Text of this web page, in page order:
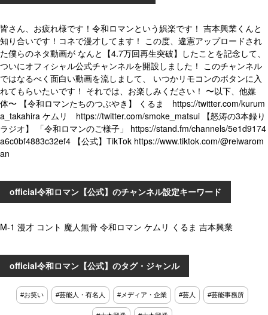
皆さん、お疲れ様です！令和ロマンという娯楽です！ 吉本興業くんと
知り合いです！コネで漫才してます！ この度、違憲アップロードされ
た僕らのネタ動画が なんと【4.7万回再生突破】したことを記念して、
ついにオフィシャル公式チャンネルを開設しました！ このチャンネル
ではなるべく面白い動画を流しまして、 いつかリモコンのボタンに入
れてもらいたいです！ それでは、お楽しみください！ 〜以下、他媒
体〜 【令和ロマンたちのつぶやき】 くるま https://twitter.com/kurum
a_takahira ケムリ https://twitter.com/smoke_matsui 【怒涛の3本録り
ラジオ】 「令和ロマンのご様子」 https://stand.fm/channels/5e1d9174
a6c0bf4883c32ef4 【公式】TikTok https://www.tiktok.com/@reiwarom
an
official令和ロマン【公式】のチャンネル設定キーワード
M-1 漫才 コント 魔人無骨 令和ロマン ケムリ くるま 吉本興業
official令和ロマン【公式】のタグ・ジャンル
#お笑い #芸能人・有名人 #メディア・企業 #芸人 #芸能事務所